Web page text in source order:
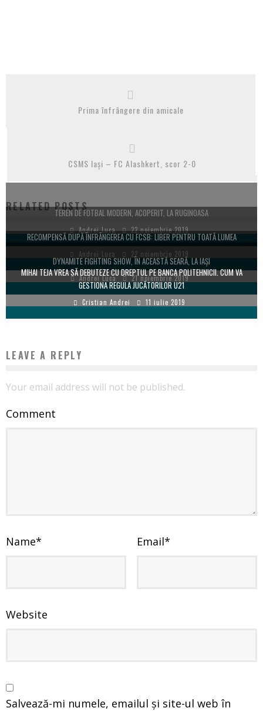
Prima înfrângere din amicale
CSMS Iași – FC Alashkert, scor 2-0
RELATED POSTSTEREN DE FOTBAL MODERN, ACOPERIT, LA RUGINOASA
Andrei Luca 22 noiembrie 2019
RECOMPENSĂ DUPĂ ÎNFRÂNGEREA CU FCSB: LIBER PENTRU TOATĂ LUMEA
Andrei Luca 22 noiembrie 2019
DYNAMITE FIGHTING SHOW, ÎN ACEASTĂ SEARĂ, LA IAȘI
Andrei Luca 21 noiembrie 2019
MIHAI TEJA VREA SĂ DEBUTEZE CU DREPTUL PE BANCA POLITEHNICII. CUM VA
GESTIONA REGULA JUCĂTORILOR U21
Cristian Andrei 11 iulie 2019
LEAVE A REPLY
Your email address will not be published.
Comment
Name* Email*
Website
Salvează-mi numele, emailul și site-ul web în